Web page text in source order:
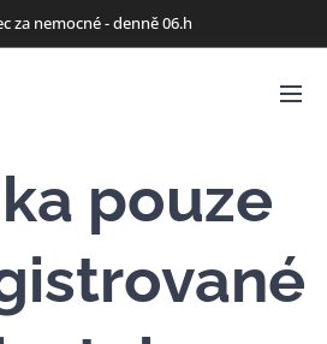
za nemocné - denně 06.h
pouze